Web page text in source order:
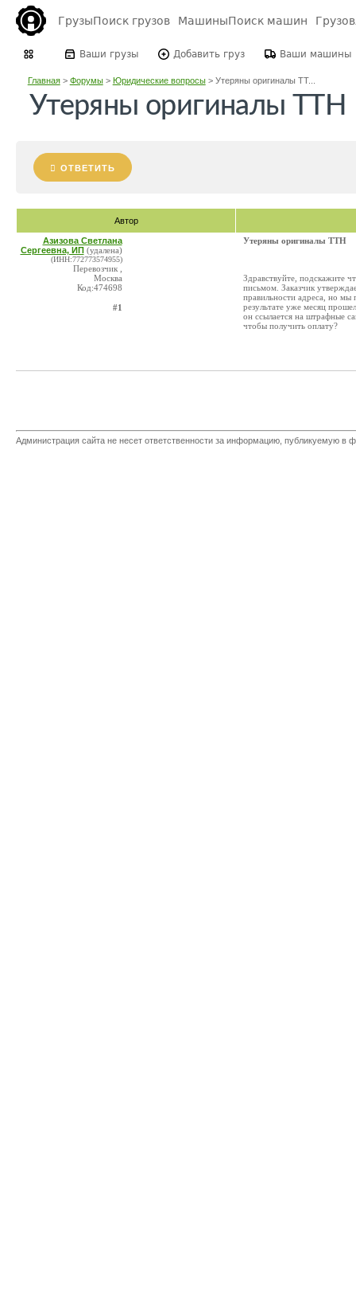
ГрузыПоиск грузов МашиныПоиск машин
Ваши грузы Добавить груз Ваши машины
Главная> Форумы> Юридические вопросы> Утеряны оригиналы ТТ...
Утеряны оригиналы ТТН
ОТВЕТИТЬ
Автор
Азизова Светлана
Сергеевна, ИП (удалена)
(ИНН:772773574955)
Перевозчик ,
Москва
Код:474698
#1
Утеряны оригиналы ТТН
Здравствуйте, подскажите
письмом. Заказчик
правильности адреса, но мы
результате уже месяц
он ссылается на штрафные
чтобы получить оплату?
Администрация сайта не несет ответственности за информацию, публикуемую